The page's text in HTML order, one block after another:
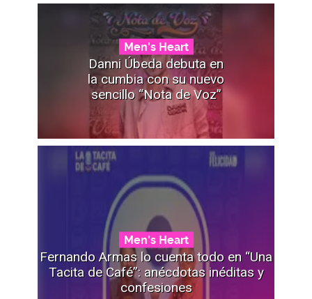
Men's Heart
Danni Úbeda debuta en
la cumbia con su nuevo
sencillo “Nota de Voz”
Men's Heart
Fernando Armas lo cuenta todo en “Una
Tacita de Café”: anécdotas inéditas y
confesiones